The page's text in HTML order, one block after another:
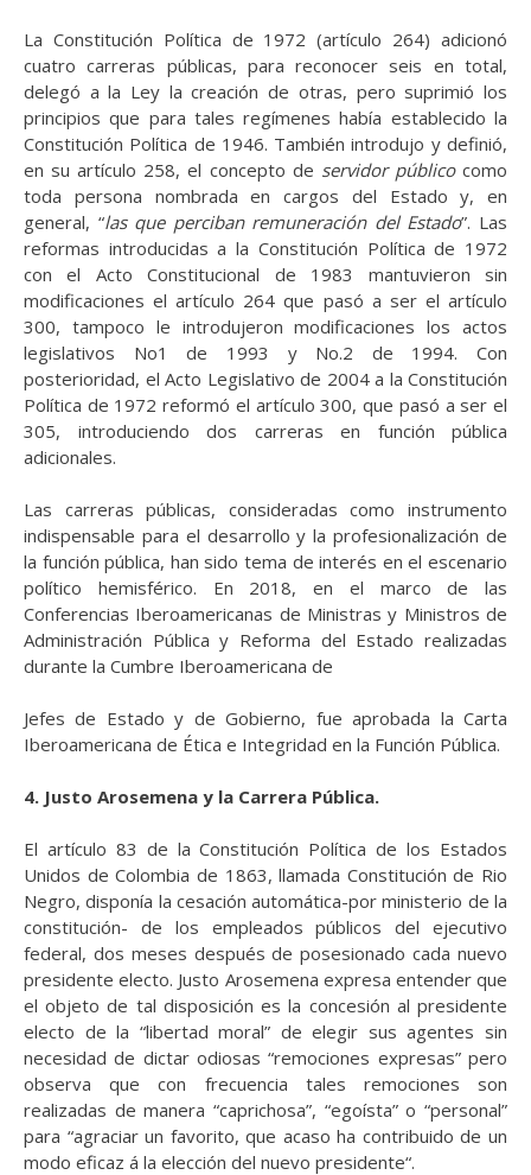
La Constitución Política de 1972 (artículo 264) adicionó
cuatro carreras públicas, para reconocer seis en total,
delegó a la Ley la creación de otras, pero suprimió los
principios que para tales regímenes había establecido la
Constitución Política de 1946. También introdujo y definió,
en su artículo 258, el concepto de servidor público como
toda persona nombrada en cargos del Estado y, en
general, “las que perciban remuneración del Estado”. Las
reformas introducidas a la Constitución Políticade 1972
con el Acto Constitucional de 1983 mantuvieron sin
modificaciones el artículo 264 que pasó a ser el artículo
300, tampoco le introdujeron modificaciones los actos
legislativos No1 de 1993 y No.2 de 1994. Con
posterioridad, el Acto Legislativo de 2004 a la Constitución
Política de 1972 reformó el artículo 300, que pasó a ser el
305, introduciendo dos carreras en función pública
adicionales.
Las carreras públicas, consideradas como instrumento
indispensable para el desarrollo y la profesionalización de
la función pública, han sido tema de interés en el escenario
político hemisférico. En 2018, en el marco de las
Conferencias Iberoamericanas de Ministras y Ministros de
Administración Pública y Reforma del Estado realizadas
durante la Cumbre Iberoamericana de
Jefes de Estado y de Gobierno, fue aprobada la Carta
Iberoamericana de Ética e Integridad en la Función Pública.
4. Justo Arosemena y la Carrera Pública.
El artículo 83 de la Constitución Política de los Estados
Unidos de Colombia de 1863, llamada Constitución de Rio
Negro, disponía la cesación automática-por ministerio de la
constitución- de los empleados públicos del ejecutivo
federal, dos meses después de posesionado cada nuevo
presidente electo. Justo Arosemena expresa entender que
el objeto de tal disposición es la concesión al presidente
electo de la “libertad moral” de elegir sus agentes sin
necesidad de dictar odiosas “remociones expresas” pero
observa que con frecuencia tales remociones son
realizadas de manera “caprichosa”, “egoísta” o “personal”
para “agraciar un favorito, que acaso ha contribuido de un
modo eficaz á la elección del nuevo presidente“.